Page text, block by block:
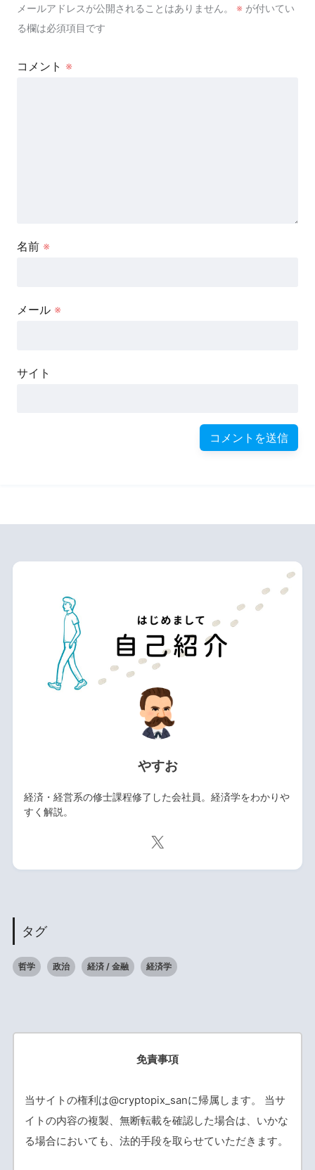
メールアドレスが公開されることはありません。 ※ が付いてい
る欄は必須項目です
コメント ※
名前 ※
メール ※
サイト
やすお
経済・経営系の修士課程修了した会社員。経済学をわかりや
すく解説。
タグ
哲学 政治 経済 / 金融 経済学
免責事項
当サイトの権利は@cryptopix_sanに帰属します。 当サ
イトの内容の複製、無断転載を確認した場合は、いかな
る場合においても、法的手段を取らせていただきます。